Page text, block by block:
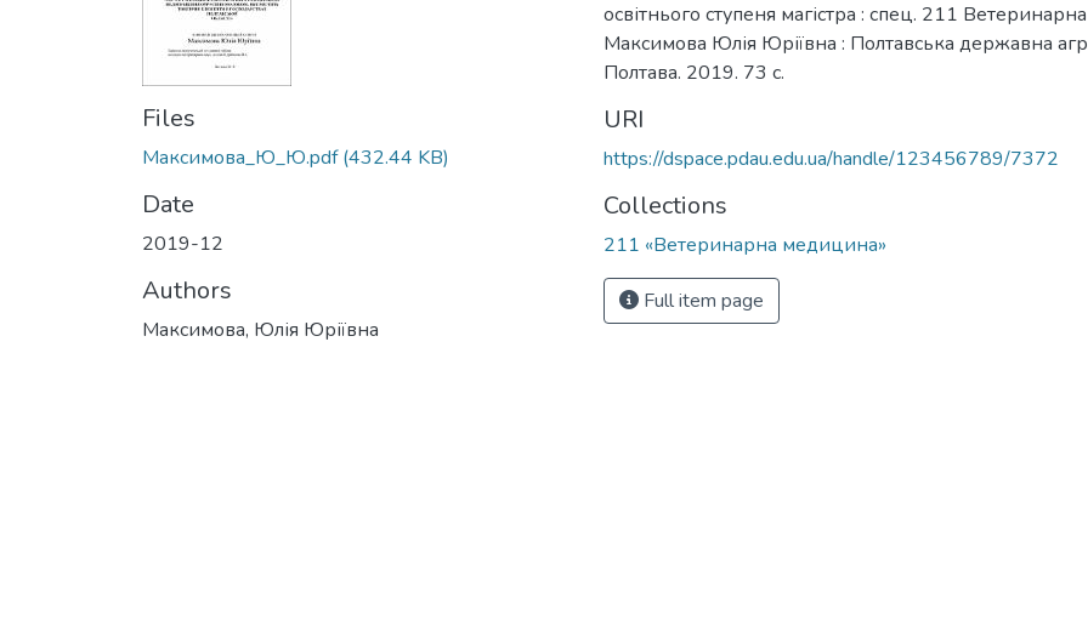
Files
Максимова_Ю_Ю.pdf(432.44 KB)
Date
2019-12
Authors
Максимова, Юлія Юріївна
освітнього ступеня магістра : спец. 211
Максимова Юлія Юріївна : Полтавська державна
Полтава. 2019. 73 с.
URI
https://dspace.pdau.edu.ua/handle/123456789/7372
Collections
211 «Ветеринарна медицина»
Full item page